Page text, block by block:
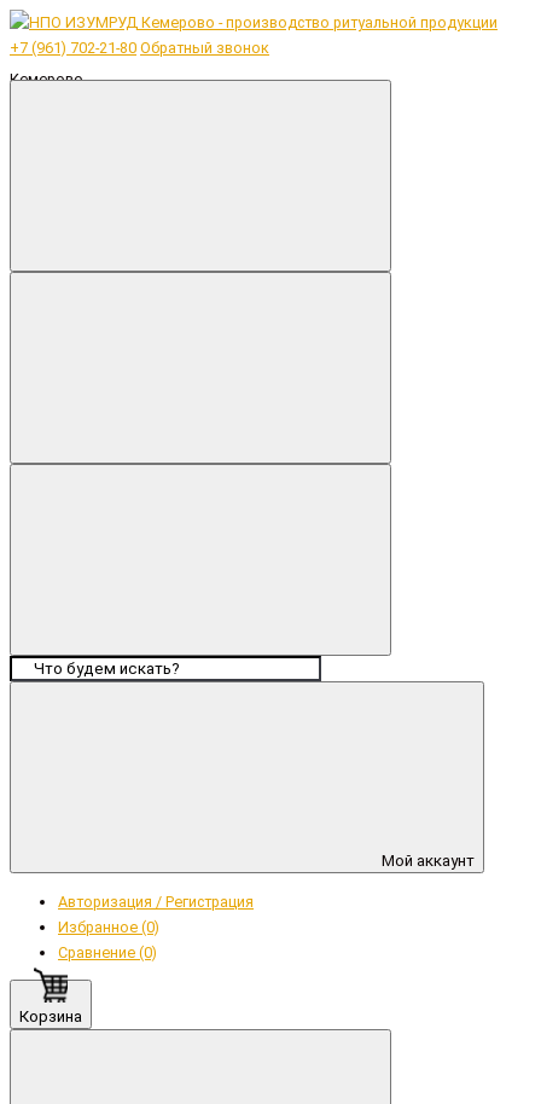
+7 (961) 702-21-80 Обратный звонок
Мой аккаунт
Авторизация / Регистрация
Избранное (0)
Сравнение (0)
Корзина